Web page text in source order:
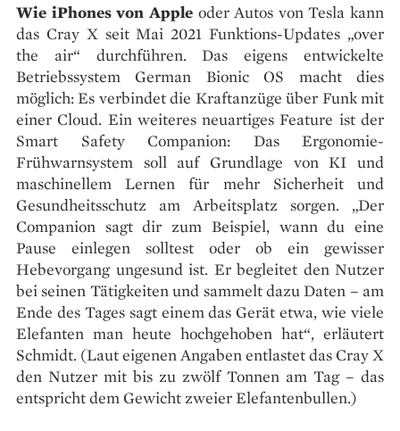
Wie iPhones von Appleoder Autos von Tesla kann
das Cray X seit Mai 2021 Funktions-Updates „over
the air“ durchführen. Das eigens entwickelte
Betriebssystem German Bionic OS macht dies
möglich: Es verbindet die Kraftanzüge über Funk mit
einer Cloud. Ein weiteres neuartiges Feature ist der
Smart Safety Companion: Das Ergonomie-
Frühwarnsystem soll auf Grundlage von KI und
maschinellem Lernen für mehr Sicherheit und
Gesundheitsschutz am Arbeitsplatz sorgen. „Der
Companion sagt dir zum Beispiel, wann du eine
Pause einlegen solltest oder ob ein gewisser
Hebevorgang ungesund ist. Er begleitet den Nutzer
bei seinen Tätigkeiten und sammelt dazu Daten – am
Ende des Tages sagt einem das Gerät etwa, wie viele
Elefanten man heute hochgehoben hat“, erläutert
Schmidt. (Laut eigenen Angaben entlastet das Cray X
den Nutzer mit bis zu zwölf Tonnen am Tag – das
entspricht dem Gewicht zweier Elefantenbullen.)